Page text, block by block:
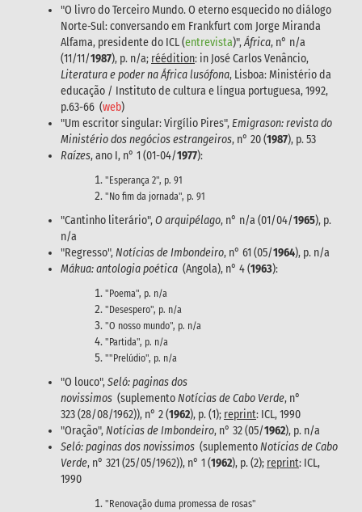
"O livro do Terceiro Mundo. O eterno esquecido no diálogo
Norte-Sul: conversando em Frankfurt com Jorge Miranda
Alfama, presidente do ICL (entrevista)",África, n° n/a
(11/11/1987), p. n/a; réédition: in José Carlos Venâncio,
Literatura e poder na África lusófona, Lisboa: Ministério da
educação / Instituto de cultura e língua portuguesa, 1992,
p.63-66 (web)
"Um escritor singular: Virgílio Pires",Emigrason: revista do
Ministério dos negócios estrangeiros, n° 20 (1987), p. 53
Raízes, ano I, n° 1 (01-04/1977):
"Esperança 2", p. 91
"No fim da jornada", p. 91
"Cantinho literário",O arquipélago, n° n/a (01/04/1965), p.
n/a
"Regresso",Notícias de Imbondeiro, n° 61 (05/1964), p. n/a
Mákua: antologia poética (Angola), n° 4 (1963):
"Poema", p. n/a
"Desespero", p. n/a
"O nosso mundo", p. n/a
"Partida", p. n/a
""Prelúdio", p. n/a
"O louco",Seló: paginas dos
novissimos (suplementoNotícias de Cabo Verde, n°
323 (28/08/1962)), n° 2 (1962), p. (1); reprint: ICL, 1990
"Oração",Notícias de Imbondeiro, n° 32 (05/1962), p. n/a
Seló: paginas dos novissimos (suplementoNotícias de Cabo
Verde, n° 321 (25/05/1962)), n° 1 (1962), p. (2); reprint: ICL,
1990
"Renovação duma promessa de rosas"